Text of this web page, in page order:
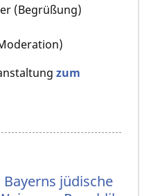
(Begrüßung)
zum
jüdische